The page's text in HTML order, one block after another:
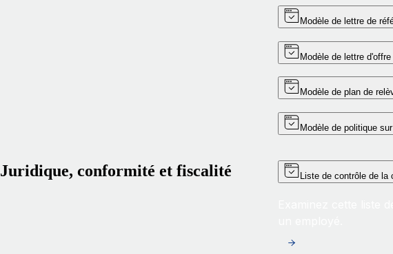
Modèle de lettre de
Modèle de lettre d'offre
Modèle de plan de
Modèle de politique
Juridique, conformité et fiscalité Liste de contrôle de la